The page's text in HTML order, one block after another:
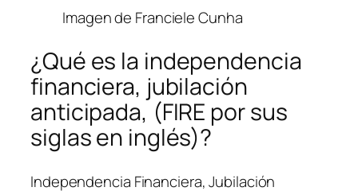
Imagen de Franciele Cunha
¿Qué es la independencia
financiera, jubilación
anticipada, (FIRE por sus
siglas en inglés)?
Independencia Financiera, Jubilación